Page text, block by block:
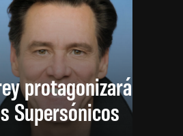
protagonizará
Supersónicos